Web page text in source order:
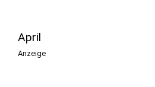
April
Anzeige